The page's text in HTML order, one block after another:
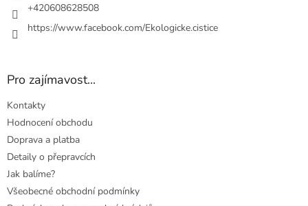
+420608628508
https://www.facebook.com/Ekologicke.cistice
Pro zajímavost...
Kontakty
Hodnocení obchodu
Doprava a platba
Detaily o přepravcích
Jak balíme?
Všeobecné obchodní podmínky